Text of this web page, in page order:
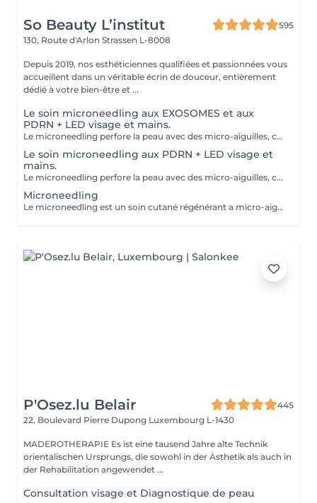
So Beauty L’institut
595
130, Route d'Arlon Strassen L-8008
Depuis 2019, nos esthéticiennes qualifiées et passionnées vous
accueillent dans un véritable écrin de douceur, entièrement
dédié à votre bien-être et ...
Le soin microneedling aux EXOSOMES et aux
PDRN + LED visage et mains.
Le microneedling perfore la peau avec des micro-aiguilles, créant des micro-canaux qui permettent à un sérum actif (PDRN ou exosomes) de pénétrer en profondeur dans le derme. C'est ce qu'on appelle un soin « biostimulateur » : on ne remplit pas, on stimule la peau pour qu'elle se régénère elle-même. L'association des exosomes et du PDRN (Polydésoxyribonucléotide) est une révolution anti-âge. Il représente le protocole de régénération cutanée le plus avancé en médecine esthétique. Cette synergie permet de stimuler le renouvellement cellulaire de façon accélérée, d'atténuer les cicatrices et de lifter le teint sans chirurgie. C'est une synergie régénératrice puissante, ces deux actifs maximisent la réparation tissulaire et l'éclat du teint. Idéale pour les peaux: matures , avec des dommages solaires importants, des cicatrices, une perte de fermeté. Soin plus puissant que le PDRN . Pour optimiser les effets du soin, nous appliquerons la lumière LED sur le visage. Profitez, également, d'un traitement anti-âge à la lumière Led pour les mains.
Le soin microneedling aux PDRN + LED visage et
mains.
Le microneedling perfore la peau avec des micro-aiguilles, créant des micro-canaux qui permettent à un sérum actif (PDRN ou exosomes) de pénétrer en profondeur dans le derme. C'est ce qu'on appelle un soin « biostimulateur » : on ne remplit pas, on stimule la peau pour qu'elle se régénère elle-même. Tandis que le sérum PDRN pénètre profondément pour stimuler la réparation cellulaire, accélérer la cicatrisation et booster la production de collagène. Pour optimiser les effets du soin, nous appliquerons la lumière LED sur le visage. Profitez, également, d'un traitement anti-âge à la lumière Led pour les mains.
Microneedling
Le microneedling est un soin cutané régénérant a micro-aiguilles permettant de réduire les signes de l'âge et de raviver l'éclat de votre peau, il aide aussi a effacer les traces d'acné, les cicatrices. Un véritable soin qui resserre les pores dilatés , lisse la peau, estimes les rides et ridules grâce au sérum à l'acide hyaluronique. + LED visage et mains
P'Osez.lu Belair
445
22, Boulevard Pierre Dupong Luxembourg L-1430
MADEROTHERAPIE Es ist eine tausend Jahre alte Technik
orientalischen Ursprungs, die sowohl in der Ästhetik als auch in
der Rehabilitation angewendet ...
Consultation visage et Diagnostique de peau